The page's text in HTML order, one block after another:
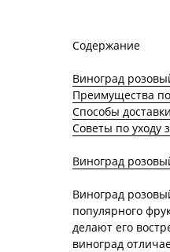
Содержание
Виноград
Преимущества
Способы
Советы по уходу
Виноград
Виноград
популярного
делают его
виноград